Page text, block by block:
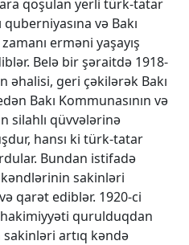
qoşulan yerli türk-tatar
və Bakı
erməni yaşayış
Belə bir şəraitdə 1918-
əhalisi, geri çəkilərək Bakı
Bakı Kommunasının və
silahlı qüvvələrinə
hansı ki türk-tatar
Bundan istifadə
kəndlərinin sakinləri
qarət ediblər. 1920-ci
qurulduqdan
sakinləri artıq kəndə